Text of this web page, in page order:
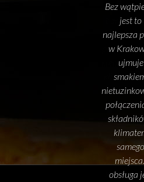
jest to
najlepsza
w
ujmuje
smakiem,
samego
miejsca..
obsługa
miła i